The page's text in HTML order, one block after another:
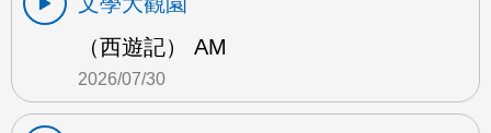
（西遊記） AM
2026/07/30